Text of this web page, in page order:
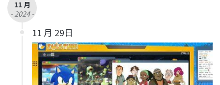
11 月
- 2024 -
11 月 29日